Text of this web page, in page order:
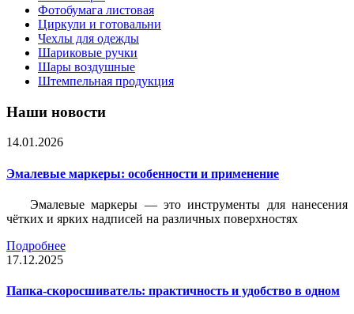
Фотобумага листовая
Циркули и готовальни
Чехлы для одежды
Шариковые ручки
Шары воздушные
Штемпельная продукция
Наши новости
14.01.2026
Эмалевые маркеры: особенности и применение
Эмалевые маркеры — это инструменты для нанесения
чётких и ярких надписей на различных поверхностях
Подробнее
17.12.2025
Папка-скоросшиватель: практичность и удобство в одном